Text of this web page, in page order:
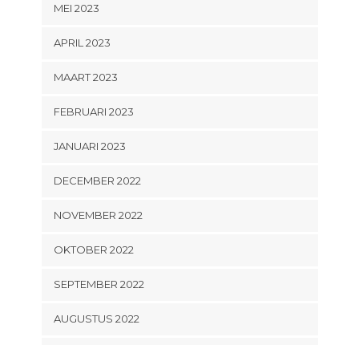
MEI 2023
APRIL 2023
MAART 2023
FEBRUARI 2023
JANUARI 2023
DECEMBER 2022
NOVEMBER 2022
OKTOBER 2022
SEPTEMBER 2022
AUGUSTUS 2022